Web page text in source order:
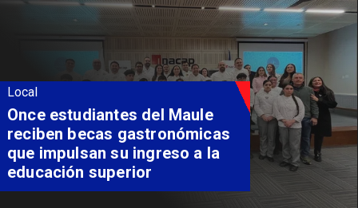
Local
Álvarez-Salamanca lidera la
apuesta regional para
consolidar el Paso Pehuenche
como alternativa a Los
Libertadores